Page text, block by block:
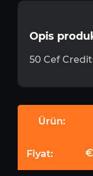
Opis
50 Cef